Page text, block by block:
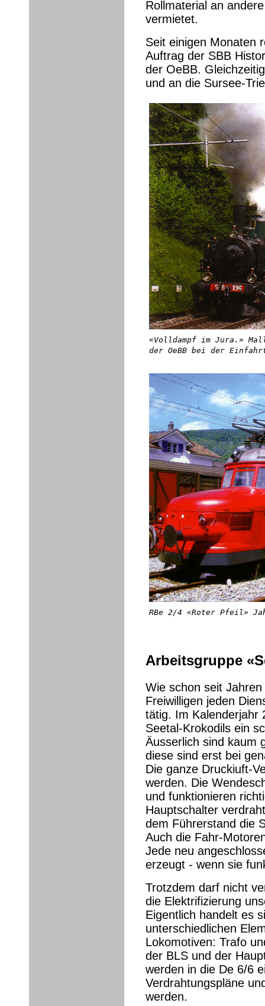
Rollmaterial an
vermietet.
Seit einigen Monaten
Auftrag der SBB
der OeBB.
und an die Sursee-
«Volldampf im Jura.»
der OeBB bei der
RBe 2/4 «Roter Pfeil»
Arbeitsgruppe
Wie schon seit
Freiwilligen jeden
tätig. Im Kalenderjahr
Seetal-Krokodils ein
Äusserlich sind kaum
diese sind erst bei
Die ganze Druckiuft-
werden. Die
und funktionieren
Hauptschalter
dem Führerstand die
Auch die Fahr-
Jede neu
erzeugt - wenn sie
Trotzdem darf nicht
die Elektrifizierung
Eigentlich handelt es
unterschiedlichen
Lokomotiven: Trafo
der BLS und der
werden in die De 6/6
Verdrahtungspläne
werden.